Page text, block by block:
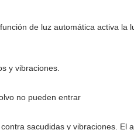
de luz automática activa la
y vibraciones.
no pueden entrar
sacudidas y vibraciones. El